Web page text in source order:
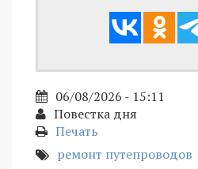
06/08/2026 - 15:11
Повестка дня
Печать
ремонт путепроводов